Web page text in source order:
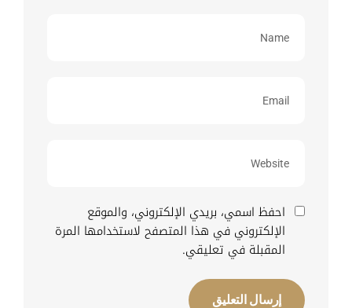
احفظ اسمي، بريدي الإلكتروني، والموقع
الإلكتروني في هذا المتصفح لاستخدامها المرة
المقبلة في تعليقي.